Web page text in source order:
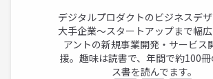
デジタルプロダクトのビジネスデザ
大手企業～スタートアップまで幅
アントの新規事業開発・サービス
援。趣味は読書で、年間で約100
ス書を読んでます。